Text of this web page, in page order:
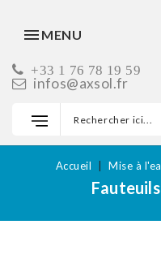
MENU
+33 1 76 78 19 59
infos@axsol.fr
Accueil Mise à